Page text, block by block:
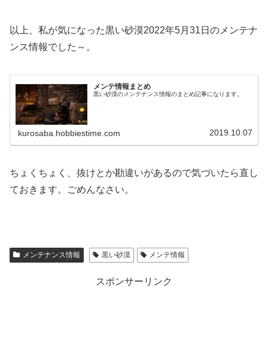
以上、私が気になった黒い砂漠2022年5月31日のメンテナ
ンス情報でした～。
メンテ情報まとめ
黒い砂漠のメンテナンス情報のまとめ記事になります。
kurosaba.hobbiestime.com 2019.10.07
ちょくちょく、抜けとか勘違いがあるので気づいたら直し
ておきます。ごめんなさい。
メンテナンス情報 黒い砂漠 メンテ情報
スポンサーリンク